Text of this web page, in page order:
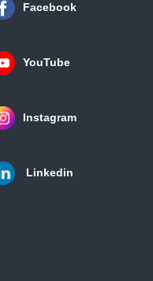
Facebook
YouTube
Instagram
Linkedin